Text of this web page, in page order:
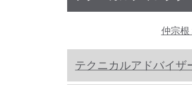
仲宗
テクニカルアドバイザ